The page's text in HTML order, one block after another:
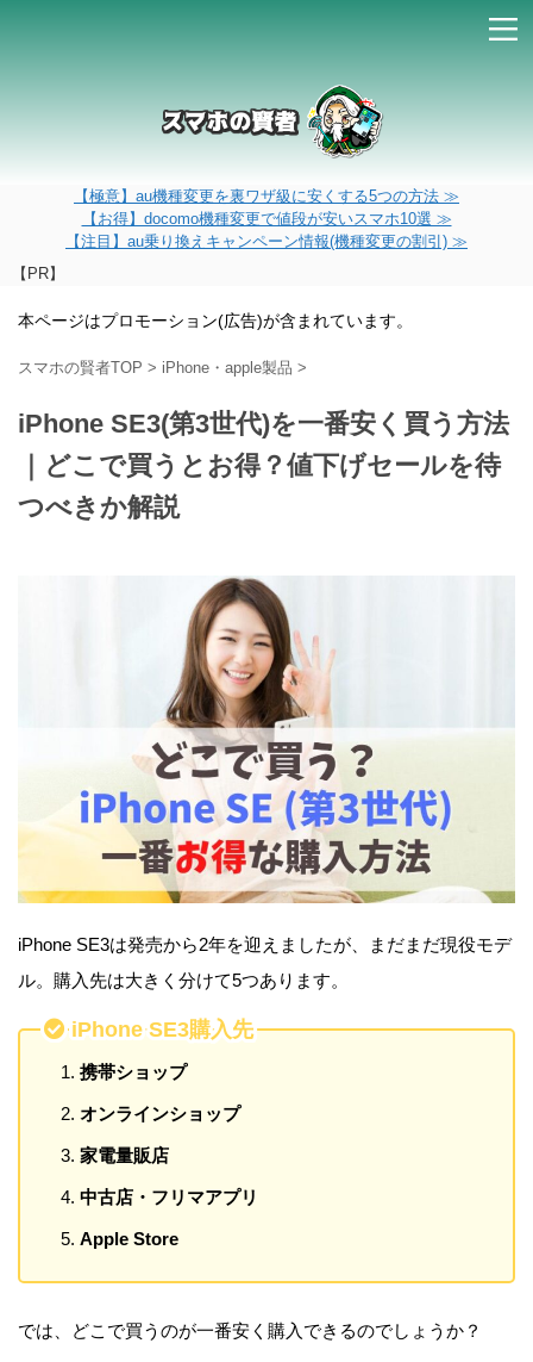
【極意】au機種変更を裏ワザ級に安くする5つの方法 ≫
【お得】docomo機種変更で値段が安いスマホ10選 ≫
【注目】au乗り換えキャンペーン情報(機種変更の割引) ≫
【PR】
本ページはプロモーション(広告)が含まれています。
スマホの賢者TOP > iPhone・apple製品 >
iPhone SE3(第3世代)を一番安く買う方法
｜どこで買うとお得？値下げセールを待
つべきか解説
iPhone SE3は発売から2年を迎えましたが、まだまだ現役モデ
ル。購入先は大きく分けて5つあります。
iPhone SE3購入先
携帯ショップ
オンラインショップ
家電量販店
中古店・フリマアプリ
Apple Store
では、どこで買うのが一番安く購入できるのでしょうか？